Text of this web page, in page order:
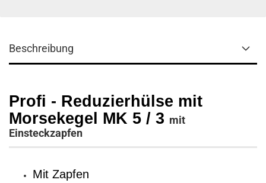
Beschreibung
Profi - Reduzierhülse mit
Morsekegel MK 5 / 3 mit
Einsteckzapfen
Mit Zapfen